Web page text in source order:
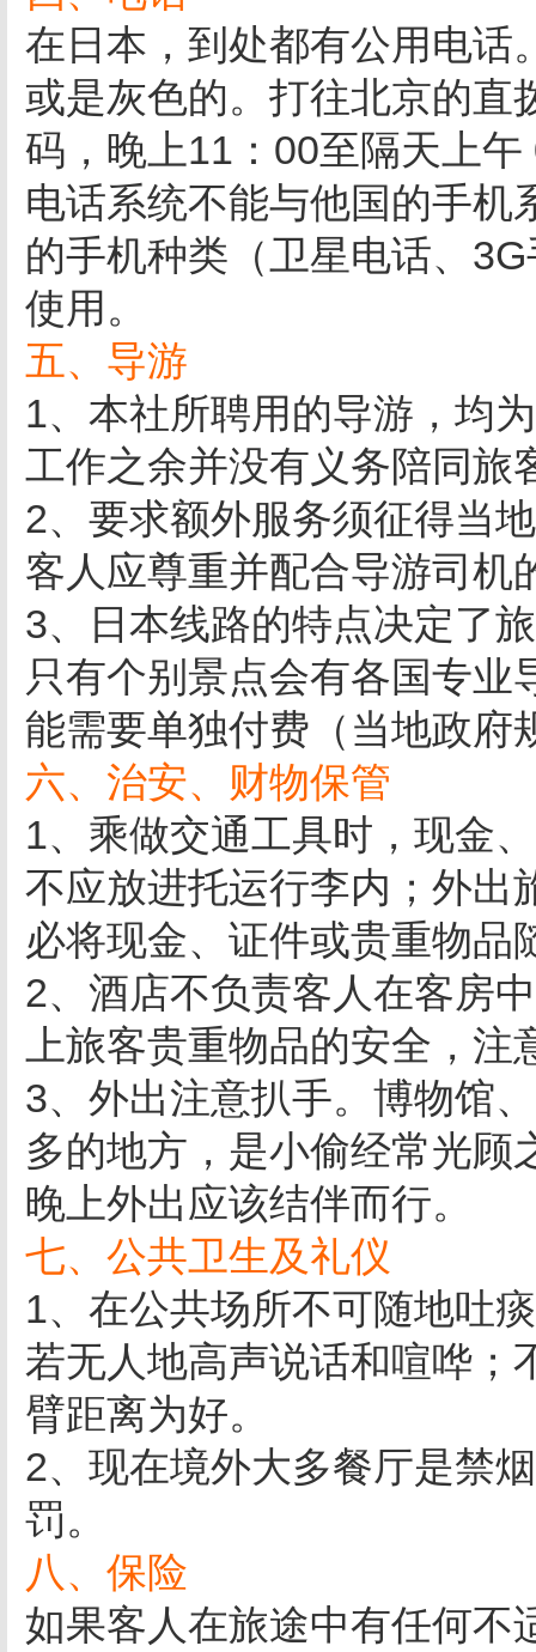
在日本，到处都有公用电话
或是灰色的。打往北京的直
码，晚上11：00至隔天上
电话系统不能与他国的手机
的手机种类（卫星电话、
使用。
五、导游
1、本社所聘用的导游，均
工作之余并没有义务陪同旅
2、要求额外服务须征得当
客人应尊重并配合导游司机
3、日本线路的特点决定了
只有个别景点会有各国专
能需要单独付费（当地政府
六、治安、财物保管
1、乘做交通工具时，现金
不应放进托运行李内；外出
必将现金、证件或贵重物品
2、酒店不负责客人在客房
上旅客贵重物品的安全，
3、外出注意扒手。博物馆
多的地方，是小偷经常光顾
晚上外出应该结伴而行。
七、公共卫生及礼仪
1、在公共场所不可随地吐
若无人地高声说话和喧哗；
臂距离为好。
2、现在境外大多餐厅是禁
罚。
八、保险
如果客人在旅途中有任何不